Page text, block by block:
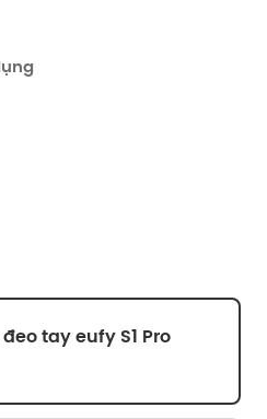
tay eufy S1 Pro